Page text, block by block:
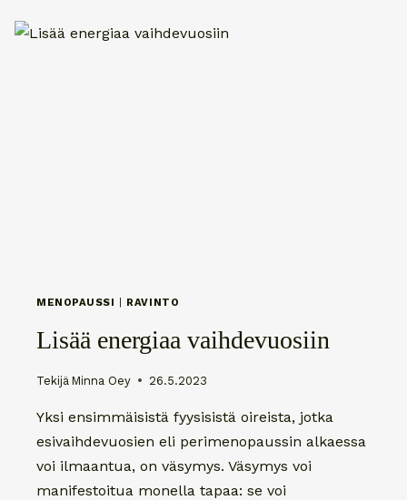
KOLOTTAA?
MENOPAUSSI RAVINTO
Lisää energiaa vaihdevuosiin
Tekijä Minna Oey 26.5.2023
Yksi ensimmäisistä fyysisistä oireista, jotka
esivaihdevuosien eli perimenopaussin alkaessa
voi ilmaantua, on väsymys. Väsymys voi
manifestoitua monella tapaa: se voi